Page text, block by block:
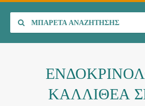
ΜΠΑΡΈΤΑ ΑΝΑΖΉΤΗΣΗΣ
ΚΑΛΛΙΘΕΑ